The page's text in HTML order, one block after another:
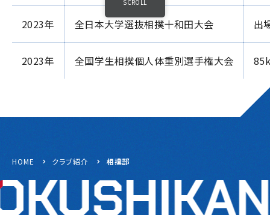
2023年 全日本大学選抜相撲十和田大会 出
2023年 全国学生相撲個人体重別選手権大会
SCROLL
HOME クラブ紹介 相撲部